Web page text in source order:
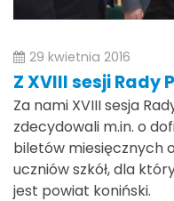
29 kwietnia 2016
Z XVIII sesji
Za nami XVIII sesja
zdecydowali m.in. o
biletów miesięcznych
uczniów szkół, dla
jest powiat koniński.